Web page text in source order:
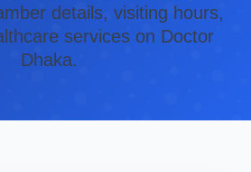
details, visiting hours,
services on Doctor
Dhaka.